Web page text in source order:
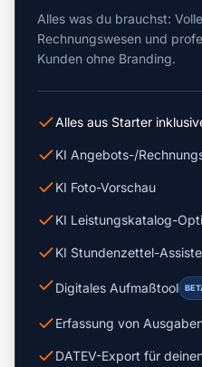
Alles was du brauchst:
Rechnungswesen und
Kunden ohne Branding.
Alles aus Starter
KI Angebots-/
KI Foto-Vorschau
KI Leistungskatalog-
KI Stundenzettel-
Digitales Aufmaßtool
Erfassung von
DATEV-Export für